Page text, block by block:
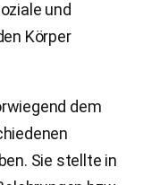
und
Körper
dem
Sie stellte in